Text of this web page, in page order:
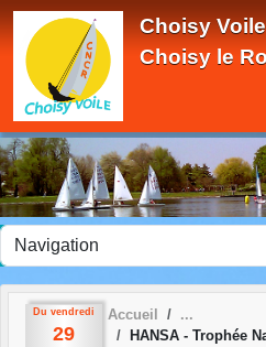
Choisy
Choisy le
Du vendredi
29
Accueil
HANSA - Trophée
Panneau de gestion des cookies